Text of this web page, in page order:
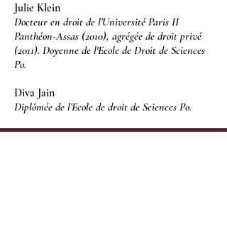
Julie Klein
Docteur en droit de l’Université Paris II
Panthéon-Assas (2010), agrégée de droit privé
(2011). Doyenne de l'Ecole de Droit de Sciences
Po.
Diva Jain
Diplômée de l’Ecole de droit de Sciences Po.